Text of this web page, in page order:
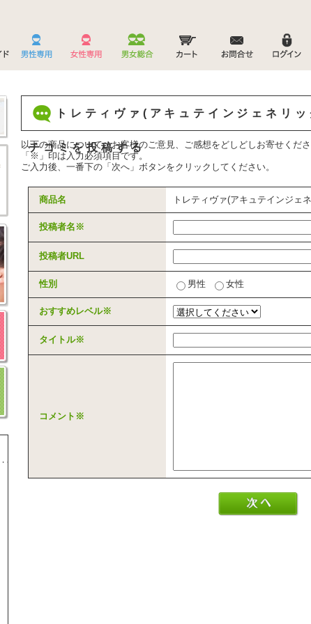
トレティヴァ(アキュテインジェネリ
チコミを投稿する
以下の商品について、お客様のご意見、ご感想をどしどしお寄せくださ
「 ※ 」印は入力必須項目です。
ご入力後、一番下の「次へ」ボタンをクリックしてください。
商品名 トレティヴァ(アキュテインジェ
投稿者名 ※
投稿者URL
性別 男性 女性
おすすめレベル※
タイトル※
コメント ※